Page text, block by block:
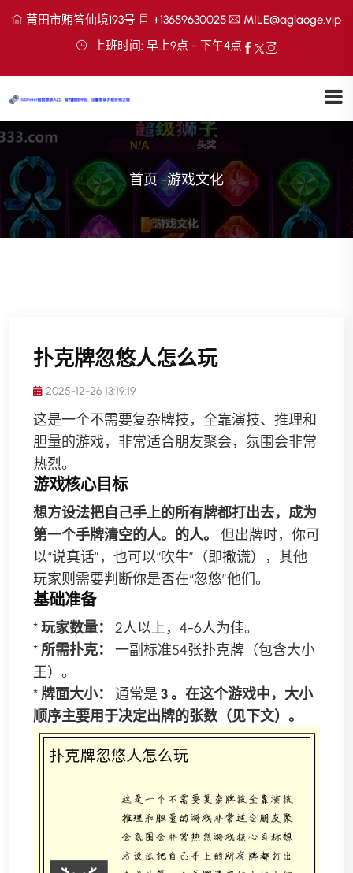
莆田市贿答仙境193号 +13659630025
MILE@aglaoge.vip
上班时间: 早上9点 - 下午4点
首页-游戏文化
扑克牌忽悠人怎么玩
2025-12-26 13:19:19
这是一个不需要复杂牌技，全靠演技、推理和
胆量的游戏，非常适合朋友聚会，氛围会非常
热烈。
游戏核心目标
想方设法把自己手上的所有牌都打出去，成为
第一个手牌清空的人。的人。
但出牌时，你可
以“说真话”，也可以“吹牛”（即撒谎），其他
玩家则需要判断你是否在“忽悠”他们。
基础准备
*玩家数量：
2人以上，4-6人为佳。
*所需扑克：
一副标准54张扑克牌（包含大小
王）。
* 牌面大小： 通常是 3 。在这个游戏中，大小
顺序主要用于决定出牌的张数（见下文）。